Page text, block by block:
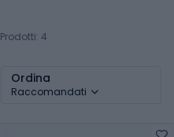
Prodotti: 4
Ordina
Raccomandati